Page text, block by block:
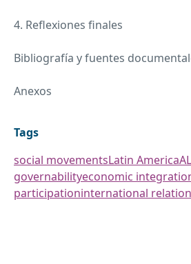
4. Reflexiones finales
Bibliografía y fuentes
Anexos
Tags
social movementsLatin America
governabilityeconomic
participationinternational